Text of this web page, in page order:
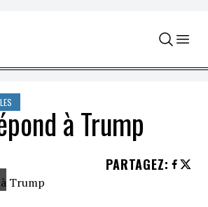
à Trump
PARTAGEZ: